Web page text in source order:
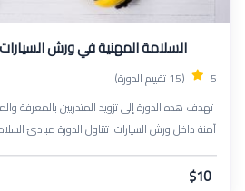
السلامة المهنية في ورش السيارات
5 (15 تقييم الدورة)
تهدف هذه الدورة إلى تزويد المتدربين بالمعرفة
آمنة داخل ورش السيارات. تتناول الدورة مبادئ
المخاطر الشائعة مثل الحريق، والصدمات
والزيوت. كما تغطي أفضل الممارسات لاستخدام
$10